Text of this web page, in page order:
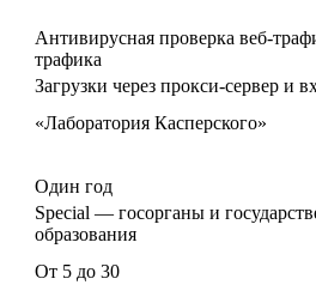
Антивирусная проверка веб-
трафика
Загрузки через прокси-сервер и
«Лаборатория Касперского»
Один год
Special — госорганы и
образования
От 5 до 30